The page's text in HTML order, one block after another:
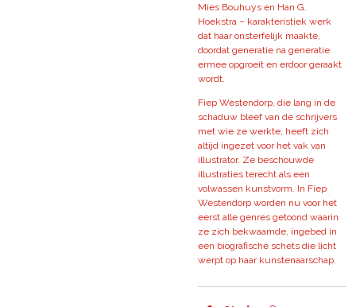
Mies Bouhuys en Han G.
Hoekstra – karakteristiek werk
dat haar onsterfelijk maakte,
doordat generatie na generatie
ermee opgroeit en erdoor geraakt
wordt.
Fiep Westendorp, die lang in de
schaduw bleef van de schrijvers
met wie ze werkte, heeft zich
altijd ingezet voor het vak van
illustrator. Ze beschouwde
illustraties terecht als een
volwassen kunstvorm. In Fiep
Westendorp worden nu voor het
eerst alle genres getoond waarin
ze zich bekwaamde, ingebed in
een biografische schets die licht
werpt op haar kunstenaarschap.